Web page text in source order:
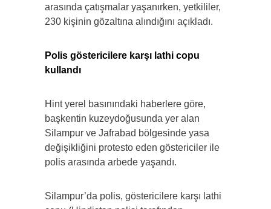
arasında çatışmalar yaşanırken, yetkililer,
230 kişinin gözaltına alındığını açıkladı.
Polis göstericilere karşı lathi copu
kullandı
Hint yerel basınındaki haberlere göre,
başkentin kuzeydoğusunda yer alan
Silampur ve Jafrabad bölgesinde yasa
değişikliğini protesto eden göstericiler ile
polis arasında arbede yaşandı.
Silampur’da polis, göstericilere karşı lathi